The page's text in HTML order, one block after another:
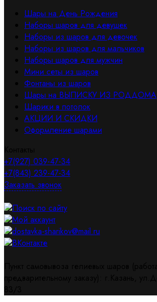
Шары на День Рождения
Наборы шаров для девушек
Наборы из шаров для девочек
Наборы из шаров для мальчиков
Наборы шаров для мужчин
Мини сеты из шаров
Фонтаны из шаров
Шары на ВЫПИСКУ ИЗ РОДДОМА
Шарики в потолок
АКЦИИ И СКИДКИ
Оформление шарами
+7(927) 039-47-34
+7(843) 239-47-34
Заказать звонок
Поиск по сайту
Мой аккаунт
dostavka-sharikov@mail.ru
ВКонтакте